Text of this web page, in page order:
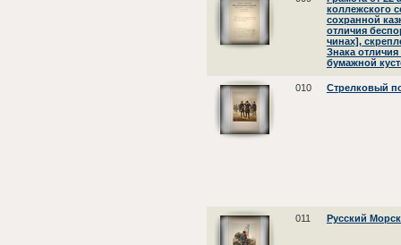
коллежского
сохранной
отличия
чинах],
Знака
бумажной
010 Стрелковый
011 Русский